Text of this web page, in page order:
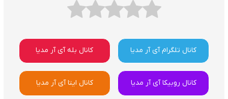
کانال تلگرام آی آر مدیا کانال بله آی آر مدیا
کانال روبیکا آی آر مدیا کانال ایتا آی آر مدیا